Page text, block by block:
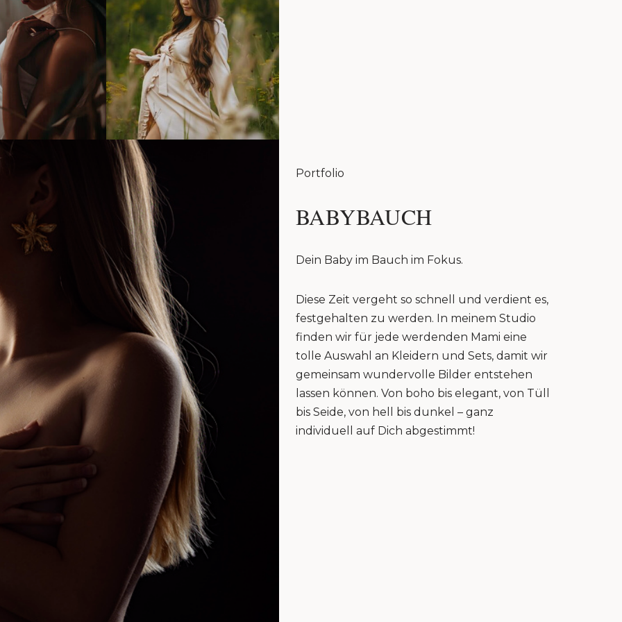
Portfolio
BABYBAUCH
Dein Baby im Bauch im Fokus.
Diese Zeit vergeht so schnell und verdient es,
festgehalten zu werden. In meinem Studio
finden wir für jede werdenden Mami eine
tolle Auswahl an Kleidern und Sets, damit wir
gemeinsam wundervolle Bilder entstehen
lassen können. Von boho bis elegant, von Tüll
bis Seide, von hell bis dunkel – ganz
individuell auf Dich abgestimmt!